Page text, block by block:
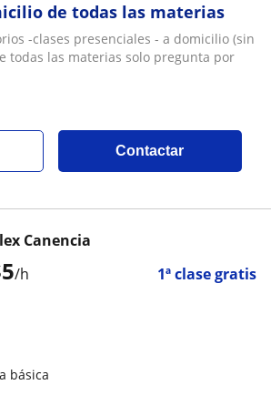
de todas las materias
-clases presenciales - a domicilio (sin
todas las materias solo pregunta por
Contactar
5/h 1ª clase gratis
Canencia
básica